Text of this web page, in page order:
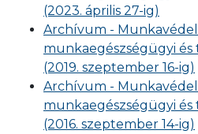
(2023. április 27-ig)
Archívum -
munkaegészségügyi
(2019. szeptember 16-ig)
Archívum -
munkaegészségügyi
(2016. szeptember 14-ig)